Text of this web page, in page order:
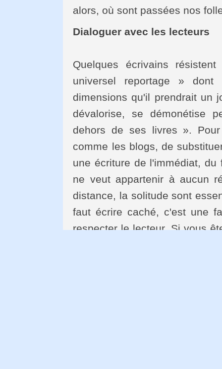
alors, où sont passées nos
Dialoguer avec les lecteurs
Quelques écrivains
universel reportage »
dimensions qu'il prendrait un
dévalorise, se démonétise
dehors de ses livres ».
comme les blogs, de
une écriture de l'immédiat,
ne veut appartenir à aucun
distance, la solitude sont
faut écrire caché, c'est une
respecter le lecteur. Si vous